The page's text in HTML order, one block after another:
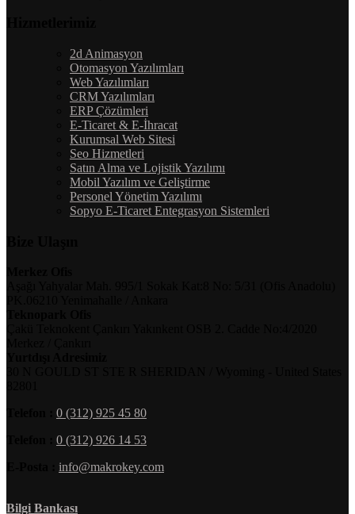
2d Animasyon
Otomasyon Yazılımları
Web Yazılımları
CRM Yazılımları
ERP Çözümleri
E-Ticaret & E-İhracat
Kurumsal Web Sitesi
Seo Hizmetleri
Satın Alma ve Lojistik Yazılımı
Mobil Yazılım ve Geliştirme
Personel Yönetim Yazılımı
Sopyo E-Ticaret Entegrasyon Sistemleri
0 (312) 925 45 80
0 (312) 926 14 53
info@makrokey.com
Bilgi Bankası